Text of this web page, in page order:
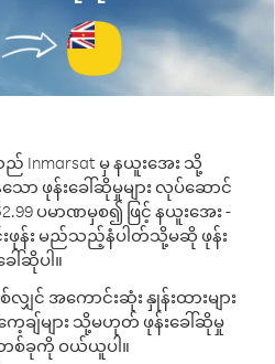
ည် Inmarsat မှ နယူးအေး သို့
ာ ဖုန်းခေါ်ဆိုမှုများ လုပ်ဆောင်
ပမာဏမှစ၍ ဖြင့် နယူးအေး -
ဖုန်း မည်သည့်နံပါတ်သို့မဆို ဖုန်း
ေါ်ဆိုပါ။
င် အကောင်းဆုံး နှုန်းထားများ
ချ်များ သို့မဟုတ် ဖုန်းခေါ်ဆိုမှု
စ်ခုကို ဝယ်ယူပါ။